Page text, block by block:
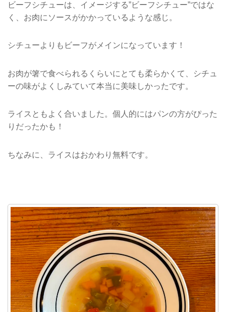
ビーフシチューは、イメージする”ビーフシチュー”ではな
く、お肉にソースがかかっているような感じ。
シチューよりもビーフがメインになっています！
お肉が箸で食べられるくらいにとても柔らかくて、シチュ
ーの味がよくしみていて本当に美味しかったです。
ライスともよく合いました。個人的にはパンの方がぴった
りだったかも！
ちなみに、ライスはおかわり無料です。